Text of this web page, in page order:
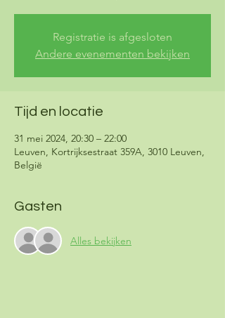
Registratie is afgesloten
Andere evenementen bekijken
Tijd en locatie
31 mei 2024, 20:30 – 22:00
Leuven, Kortrijksestraat 359A, 3010 Leuven,
België
Gasten
Alles bekijken